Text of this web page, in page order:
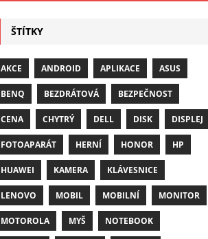
ŠTÍTKY
AKCE ANDROID APLIKACE ASUS
BENQ BEZDRÁTOVÁ BEZPEČNOST
CENA CHYTRÝ DELL DISK DISPLEJ
FOTOAPARÁT HERNÍ HONOR HP
HUAWEI KAMERA KLÁVESNICE
LENOVO MOBIL MOBILNÍ MONITOR
MOTOROLA MYŠ NOTEBOOK